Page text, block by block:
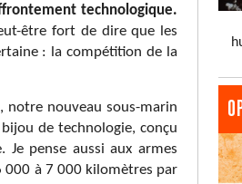
technologique.
être fort de dire que les
: la compétition de la
, notre nouveau sous-marin
de technologie, conçu
pense aussi aux armes
000 à 7 000 kilomètres par